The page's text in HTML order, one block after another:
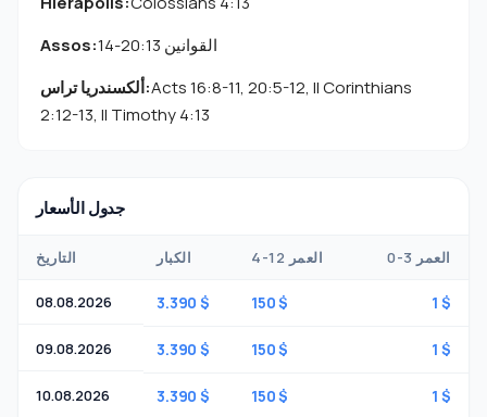
Assos:
القوانين 20:13-14
ألكسندريا تراس:Acts 16:8-11, 20:5-12, II Corinthians
2:12-13, II Timothy 4:13
جدول الأسعار
التاريخ الكبار 4-12 العمر 0-3 العمر
08.08.2026 3.390 $ 150 $ 1 $
09.08.2026 3.390 $ 150 $ 1 $
10.08.2026 3.390 $ 150 $ 1 $